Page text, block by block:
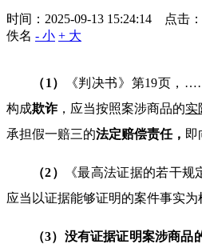
时间：2025-09-13 15:24:14 点击：
佚名 - 小 + 大
（1 ） 《判决书》第19页，
构成欺诈，应当按照案涉商品的实
承担假一赔三的法定赔偿责任， 即
（2）
《最高法证据的若干
应当以证据能够证明的案件事实为
（3） 没有证据证明案涉商品